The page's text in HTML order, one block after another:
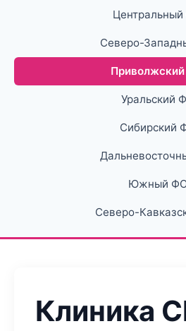
Северо-
Уральский
Сибирский
Южный
Северо-
Клиника